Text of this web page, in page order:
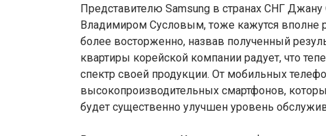
Представителю Samsung в странах СНГ
Владимиром Сусловым, тоже кажутся
более восторженно, назвав полученный
квартиры корейской компании радует, что
спектр своей продукции. От мобильных
высокопроизводительных смартфонов,
будет существенно улучшен уровень